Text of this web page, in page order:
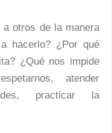
otros de la manera
hacerlo? ¿Por qué
¿Qué nos impide
atender
practicar la